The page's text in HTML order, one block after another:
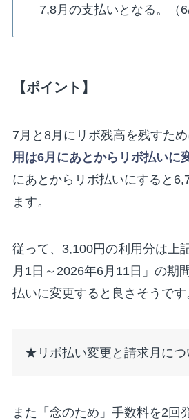
7,8月の支払いとなる。（
【ポイント】
7月と8月にリボ残高を残すため
用は6月にあとからリボ払いに
にあとからリボ払いにすると
ます。
従って、3,100円の利用分は上
月1日～2026年6月11日」の期
払いに変更すると良さそうです
★リボ払い変更と請求月につ
また「念のため」手数料を2回